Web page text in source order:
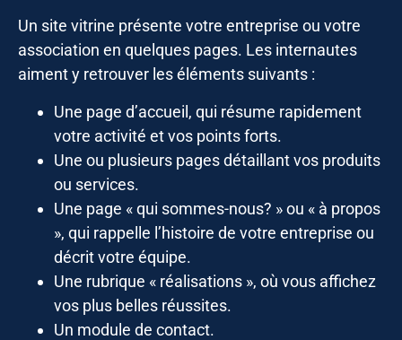
Un site vitrine présente votre entreprise ou votre
association en quelques pages. Les internautes
aiment y retrouver les éléments suivants :
Une page d’accueil, qui résume rapidement
votre activité et vos points forts.
Une ou plusieurs pages détaillant vos produits
ou services.
Une page « qui sommes-nous? » ou « à propos
», qui rappelle l’histoire de votre entreprise ou
décrit votre équipe.
Une rubrique « réalisations », où vous affichez
vos plus belles réussites.
Un module de contact.